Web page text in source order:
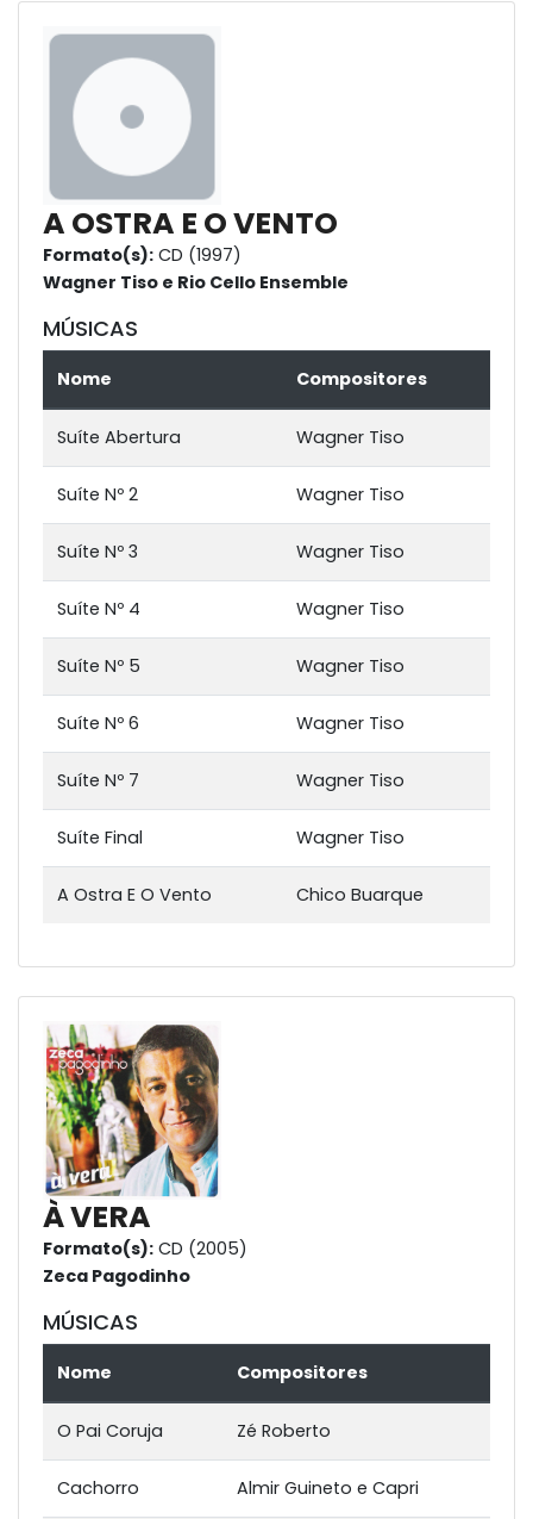
A OSTRA E O VENTO
Formato(s): CD (1997)
Wagner Tiso e Rio Cello Ensemble
MÚSICAS
Nome Compositores
Suíte Abertura Wagner Tiso
Suíte Nº 2 Wagner Tiso
Suíte Nº 3 Wagner Tiso
Suíte Nº 4 Wagner Tiso
Suíte Nº 5 Wagner Tiso
Suíte Nº 6 Wagner Tiso
Suíte Nº 7 Wagner Tiso
Suíte Final Wagner Tiso
A Ostra E O Vento Chico Buarque
À VERA
Formato(s): CD (2005)
Zeca Pagodinho
MÚSICAS
Nome Compositores
O Pai Coruja Zé Roberto
Cachorro Almir Guineto e Capri